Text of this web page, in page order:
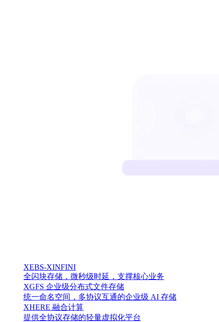
XEBS-XINFINI
全闪块存储，微秒级时延，支撑核心业务
XGFS 企业级分布式文件存储
统一命名空间，多协议互通的企业级 AI 存储
XHERE 融合计算
提供全协议存储的轻量虚拟化平台